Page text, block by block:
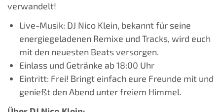
verwandelt!
Live-Musik: DJ Nico Klein, bekannt für seine
energiegeladenen Remixe und Tracks, wird euch
mit den neuesten Beats versorgen.
Einlass und Getränke ab 18:00 Uhr
Eintritt: Frei! Bringt einfach eure Freunde mit und
genießt den Abend unter freiem Himmel.